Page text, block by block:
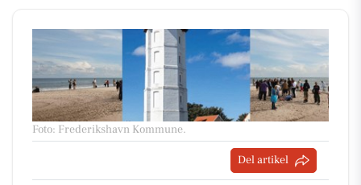
Foto: Frederikshavn Kommune.
Del artikel